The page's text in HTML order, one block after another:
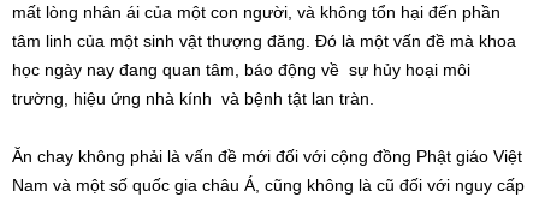
mất lòng nhân ái của một con người, và không tổn hại đến phần
tâm linh của một sinh vật thượng đăng. Đó là một vấn đề mà khoa
học ngày nay đang quan tâm, báo động về sự hủy hoại môi
trường, hiệu ứng nhà kính và bệnh tật lan tràn.
Ăn chay không phải là vấn đề mới đối với cộng đồng Phật giáo Việt
Nam và một số quốc gia châu Á, cũng không là cũ đối với nguy cấp